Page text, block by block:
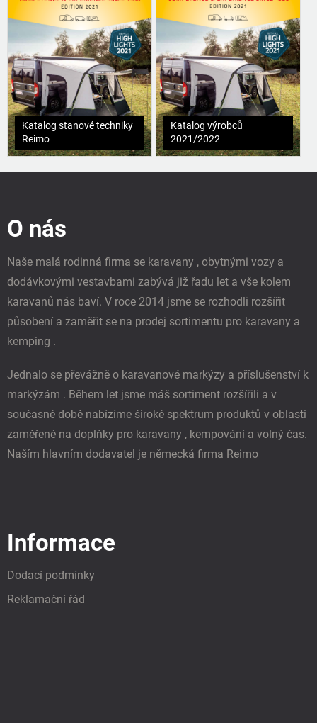
Katalog stanové techniky
Reimo
Katalog výrobců
2021/2022
O nás
Naše malá rodinná firma se karavany , obytnými vozy a
dodávkovými vestavbami zabývá již řadu let a vše kolem
karavanů nás baví. V roce 2014 jsme se rozhodli rozšířit
působení a zaměřit se na prodej sortimentu pro karavany a
kemping .
Jednalo se převážně o karavanové markýzy a příslušenství k
markýzám . Během let jsme máš sortiment rozšířili a v
současné době nabízíme široké spektrum produktů v oblasti
zaměřené na doplňky pro karavany , kempování a volný čas.
Naším hlavním dodavatel je německá firma Reimo
Informace
Dodací podmínky
Reklamační řád